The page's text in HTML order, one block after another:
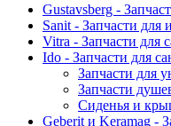
Gustavsberg -
Sanit - Запчасти для
Vitra - Запчасти для
Ido - Запчасти для
Запчасти для
Запчасти
Сиденья и
Geberit и Keramag -